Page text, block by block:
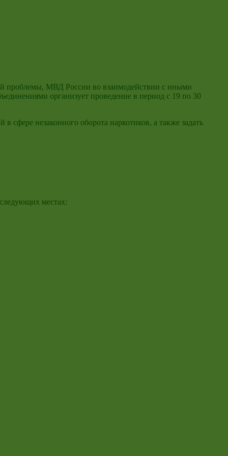
проблемы, МВД России во взаимодействии с иными
организует проведение в период с 19 по 30
незаконного оборота наркотиков, а также задать
местах: